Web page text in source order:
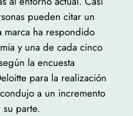
pueden citar un
marca ha respondido
y una de cada cinco
la encuesta
para la realización
a un incremento
parte.